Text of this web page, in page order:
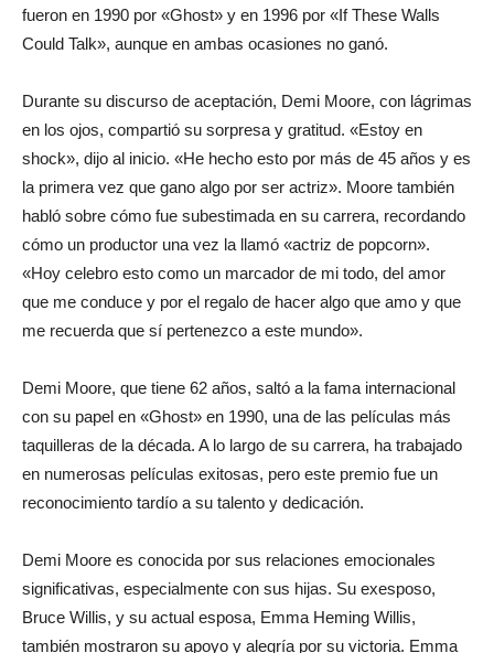
fueron en 1990 por «Ghost» y en 1996 por «If These Walls
Could Talk», aunque en ambas ocasiones no ganó.
Durante su discurso de aceptación, Demi Moore, con lágrimas
en los ojos, compartió su sorpresa y gratitud. «Estoy en
shock», dijo al inicio. «He hecho esto por más de 45 años y es
la primera vez que gano algo por ser actriz». Moore también
habló sobre cómo fue subestimada en su carrera, recordando
cómo un productor una vez la llamó «actriz de popcorn».
«Hoy celebro esto como un marcador de mi todo, del amor
que me conduce y por el regalo de hacer algo que amo y que
me recuerda que sí pertenezco a este mundo».
Demi Moore, que tiene 62 años, saltó a la fama internacional
con su papel en «Ghost» en 1990, una de las películas más
taquilleras de la década. A lo largo de su carrera, ha trabajado
en numerosas películas exitosas, pero este premio fue un
reconocimiento tardío a su talento y dedicación.
Demi Moore es conocida por sus relaciones emocionales
significativas, especialmente con sus hijas. Su exesposo,
Bruce Willis, y su actual esposa, Emma Heming Willis,
también mostraron su apoyo y alegría por su victoria. Emma